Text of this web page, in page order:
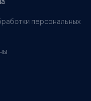
персональных